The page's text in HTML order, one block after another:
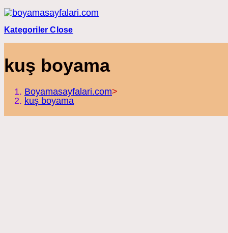
Skip
to
content
Kategoriler Close
kuş boyama
Boyamasayfalari.com>
kuş boyama